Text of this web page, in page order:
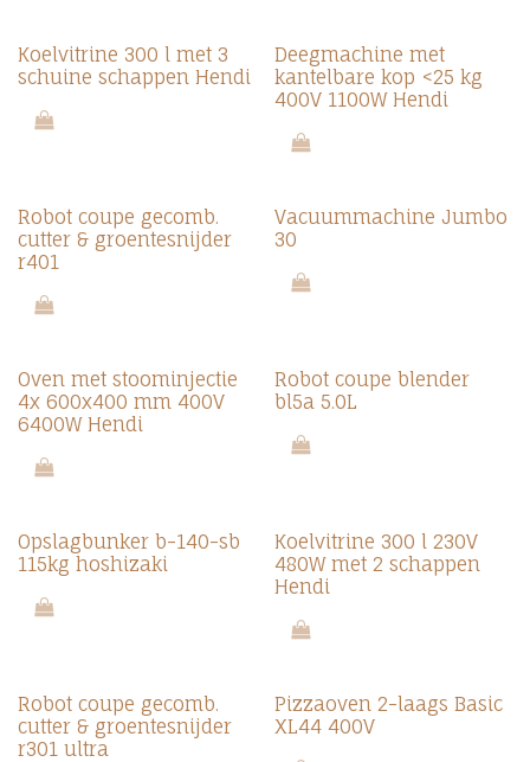
Koelvitrine 300 l met 3
schuine schappen Hendi
Deegmachine met
kantelbare kop <25 kg
400V 1100W Hendi
Robot coupe gecomb.
cutter & groentesnijder
r401
Vacuummachine Jumbo
30
Oven met stoominjectie
4x 600x400 mm 400V
6400W Hendi
Robot coupe blender
bl5a 5.0L
Opslagbunker b-140-sb
115kg hoshizaki
Koelvitrine 300 l 230V
480W met 2 schappen
Hendi
Robot coupe gecomb.
cutter & groentesnijder
r301 ultra
Pizzaoven 2-laags Basic
XL44 400V